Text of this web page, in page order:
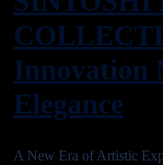
Innovation
Elegance
A New Era of Artistic